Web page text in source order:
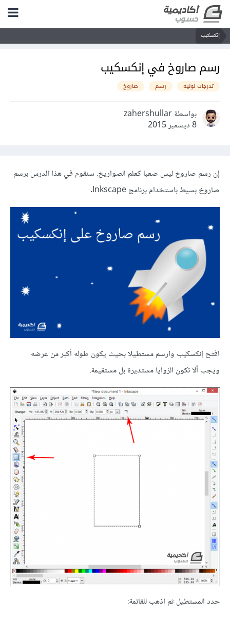
إنكسكيب
رسم صاروخ في إنكسكيب
تدرجات لونية رسم صاروخ
بواسطة zahershullar
8 ديسمبر 2015
إن رسم صاروخ ليس صعبا كعلم الصواريخ. سنقوم في هذا الدرس برسم
صاروخ بسيط باستخدام برنامج Inkscape.
افتح إنكسكيب وارسم مستطيلا بحيث يكون طوله أكبر من عرضه
ويجب ألا تكون الزوايا مستديرة بل مستقيمة.
حدد المستطيل ثم اذهب للقائمة: